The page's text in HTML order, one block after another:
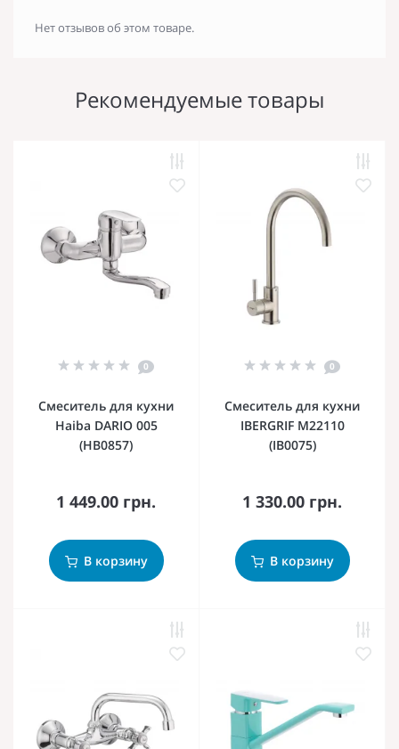
Нет отзывов об этом товаре.
Рекомендуемые товары
0
Смеситель для кухни
Haiba DARIO 005
(HB0857)
1 449.00 грн.
В корзину
0
Смеситель для кухни
IBERGRIF M22110
(IB0075)
1 330.00 грн.
В корзину